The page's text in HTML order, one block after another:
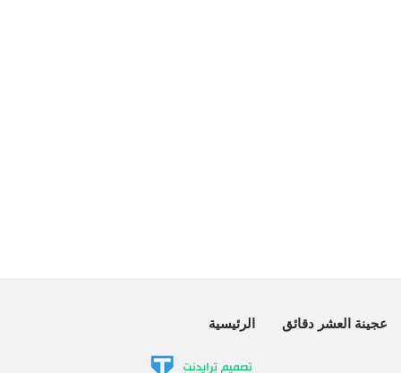
عجينة العشر دقائق الرئيسية